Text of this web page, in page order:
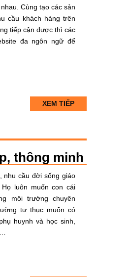
Cùng tạo các sản
cầu khách hàng trên
tiếp cận được thì các
đa ngôn ngữ để
XEM TIẾP
thông minh
nhu cầu đời sống giáo
luôn muốn con cái
môi trường chuyên
tư thục muốn có
huynh và học sinh,